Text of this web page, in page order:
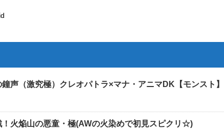
声（激究極）クレオパトラ×マナ・アニマDK【モンスト】
！火焔山の悪童・極(AWの火染めで初見スピクリ☆)